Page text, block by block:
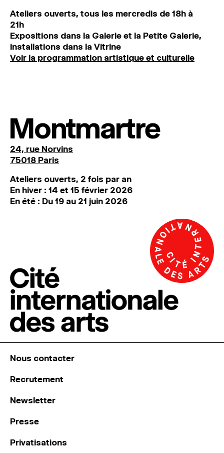
Ateliers ouverts, tous les mercredis de 18h à
21h
Expositions dans la Galerie et la Petite Galerie,
installations dans la Vitrine
Voir la programmation artistique et culturelle
Montmartre
24, rue Norvins
75018 Paris
Ateliers ouverts, 2 fois par an
En hiver : 14 et 15 février 2026
En été : Du 19 au 21 juin 2026
Nous contacter
Recrutement
Newsletter
Presse
Privatisations